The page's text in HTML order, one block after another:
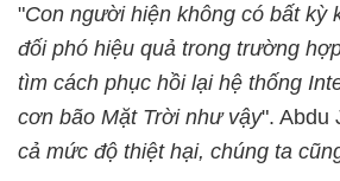
"Con người hiện không có bất kỳ
đối phó hiệu quả trong trường
tìm cách phục hồi lại hệ thống
cơn bão Mặt Trời như vậy". Abdu
cả mức độ thiệt hại, chúng ta